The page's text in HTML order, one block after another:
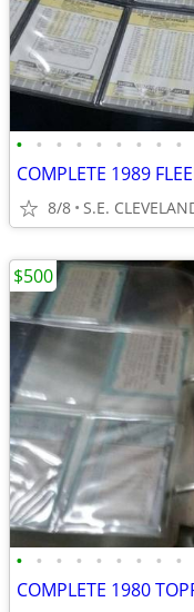
• • • • • • • • •
COMPLETE 1989
8/8 S.E.
• • • • • • • • •
COMPLETE 1980
$500